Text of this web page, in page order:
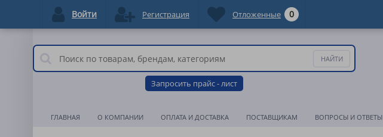
Запросить прайс - лист
ГЛАВНАЯ О КОМПАНИИ ОПЛАТА И ДОСТАВКА ПОСТАВЩИКАМ ВОПРОСЫ И ОТВЕТЫ
Войти Регистрация Отложенные 0